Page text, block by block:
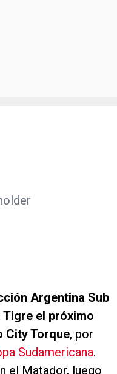
Tigre el próximo
City Torque, por
Sudamericana
el Matador, luego
River y entrenar